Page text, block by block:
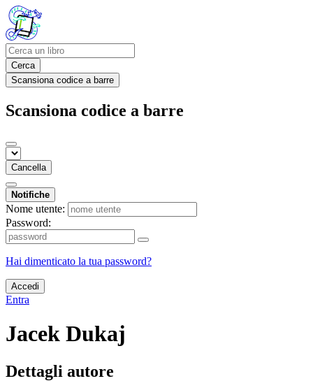
Cerca
Scansiona codice a barre
Scansiona codice a barre
Cancella
Notifiche
Nome utente:
Password:
Hai dimenticato la tua password?
Accedi
Entra
Jacek Dukaj
Dettagli autore